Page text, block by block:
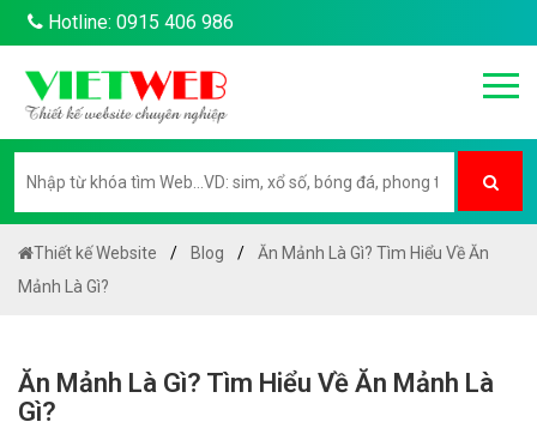
Hotline: 0915 406 986
Thiết kế Website Blog
Ăn Mảnh Là Gì? Tìm Hiểu Về Ăn
Mảnh Là Gì?
Ăn Mảnh Là Gì? Tìm Hiểu Về Ăn Mảnh Là
Gì?